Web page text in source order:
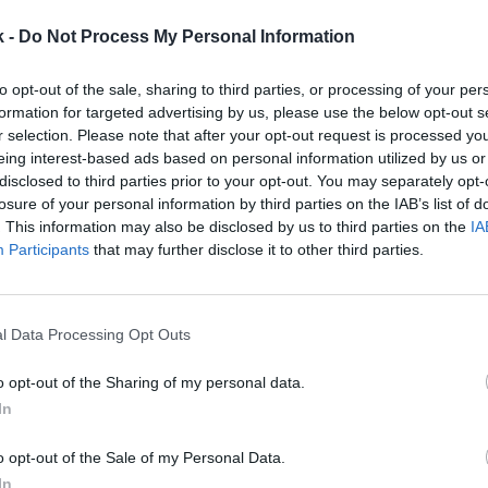
- Do Not Process My Personal Information
opt-out of the sale, sharing to third parties, or processing of your
for targeted advertising by us, please use the below opt-out
selection. Please note that after your opt-out request is processed
interest-based ads based on personal information utilized by us
to third parties prior to your opt-out. You may separately
of your personal information by third parties on the IAB’s list of
This information may also be disclosed by us to third parties on the
Participants that may further disclose it to other third parties.
Data Processing Opt Outs
opt-out of the Sharing of my personal data.
opt-out of the Sale of my Personal Data.
Smart, contactless y cashless,
saludables y abiertos a albergar
social que trasciende al deporte y
de eventos culturales.
han evolucionado a lo largo de la historia, y
S, la Tragedia de Hillsborough o la de la puerta